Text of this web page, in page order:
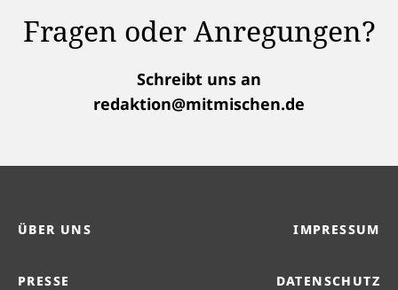
Fragen oder Anregungen?
Schreibt uns an
redaktion@mitmischen.de
ÜBER UNS IMPRESSUM
PRESSE DATENSCHUTZ